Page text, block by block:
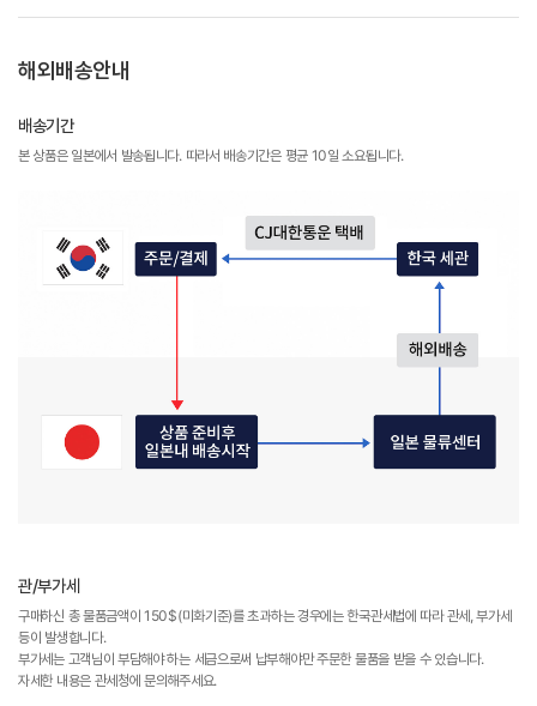
해외배송안내
배송기간
본 상품은 일본에서 발송됩니다. 따라서 배송기간은 평균 10일 소요됩니다.
관/부가세
구매하신 총 물품금액이 150$(미화기준)를 초과하는 경우에는 한국관세법에 따라 관세, 부가세
등이 발생합니다.
부가세는 고객님이 부담해야 하는 세금으로써 납부해야만 주문한 물품을 받을 수 있습니다.
자세한 내용은 관세청에 문의해주세요.